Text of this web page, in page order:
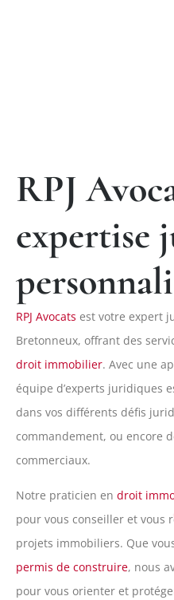
RPJ
expertise
RPJ Avocats est votre expert
Bretonneux, offrant des
droit immobilier. Avec une
équipe d’experts juridiques
dans vos différents défis
commandement, ou encore
commerciaux.
Notre praticien en droit
pour vous conseiller et vous
projets immobiliers. Que
permis de construire, nous
pour vous orienter et